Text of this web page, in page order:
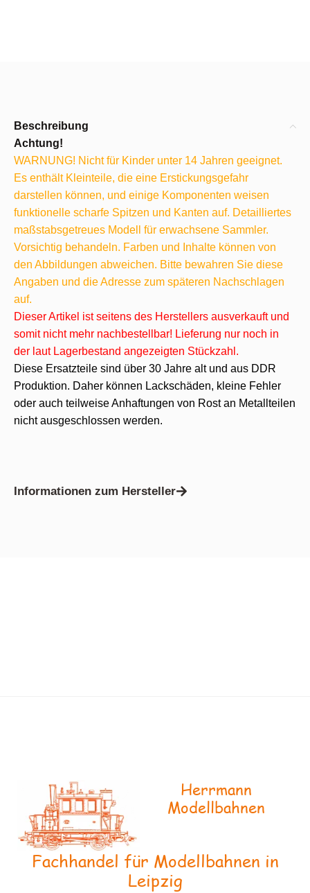
Beschreibung
Achtung!
WARNUNG! Nicht für Kinder unter 14 Jahren geeignet.
Es enthält Kleinteile, die eine Erstickungsgefahr
darstellen können, und einige Komponenten weisen
funktionelle scharfe Spitzen und Kanten auf. Detailliertes
maßstabsgetreues Modell für erwachsene Sammler.
Vorsichtig behandeln. Farben und Inhalte können von
den Abbildungen abweichen. Bitte bewahren Sie diese
Angaben und die Adresse zum späteren Nachschlagen
auf.
Dieser Artikel ist seitens des Herstellers ausverkauft und
somit nicht mehr nachbestellbar! Lieferung nur noch in
der laut Lagerbestand angezeigten Stückzahl.
Diese Ersatzteile sind über 30 Jahre alt und aus DDR
Produktion. Daher können Lackschäden, kleine Fehler
oder auch teilweise Anhaftungen von Rost an Metallteilen
nicht ausgeschlossen werden.
Informationen zum Hersteller
Herrmann
Modellbahnen
Fachhandel für Modellbahnen in
Leipzig